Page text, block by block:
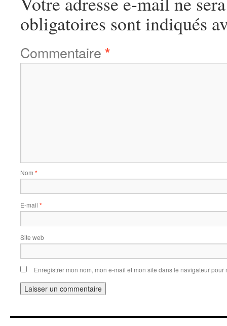
obligatoires sont indiqués
Commentaire *
Nom *
E-mail *
Site web
Enregistrer mon nom, mon e-mail et mon site dans le navigateur